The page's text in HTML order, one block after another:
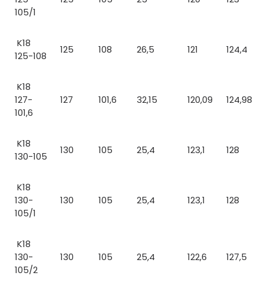
105/1
K18
125-108
125 108 26,5 121 124,4
K18
127-
101,6
127 101,6 32,15 120,09 124,98
K18
130-105
130 105 25,4 123,1 128
K18
130-
105/1
130 105 25,4 123,1 128
K18
130-
105/2
130 105 25,4 122,6 127,5